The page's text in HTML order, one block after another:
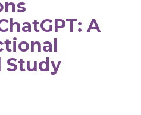
A
Study